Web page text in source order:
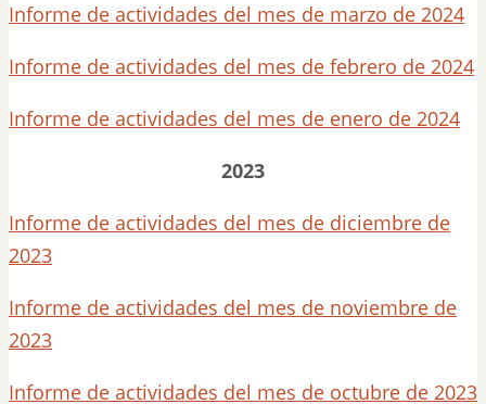
Informe de actividades del mes de marzo de 2024
Informe de actividades del mes de febrero de 2024
Informe de actividades del mes de enero de 2024
2023
Informe de actividades del mes de diciembre de
2023
Informe de actividades del mes de noviembre de
2023
Informe de actividades del mes de octubre de 2023